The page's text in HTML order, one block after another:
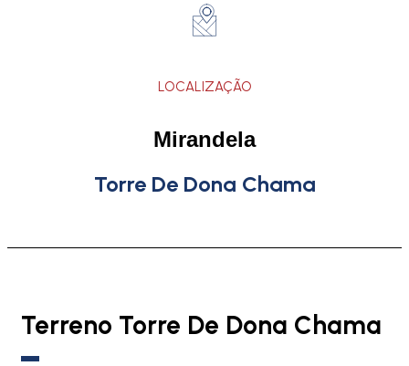
LOCALIZAÇÃO
Mirandela
Torre De Dona Chama
Terreno Torre De Dona Chama